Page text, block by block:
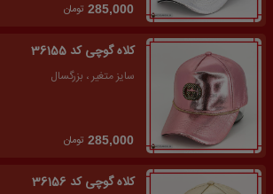
285,000 تومان
کلاه گوچی کد 36155
سایز متغیر ، بزرگسال
285,000 تومان
کلاه گوچی کد 36156